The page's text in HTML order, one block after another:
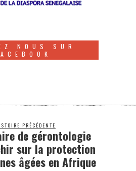
NOUS SUR
PRÉCÉDENTE
de gérontologie
sur la protection
âgées en Afrique